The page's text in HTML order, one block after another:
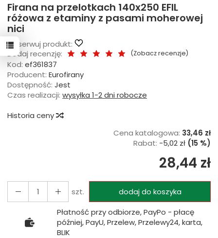
Firana na przelotkach 140x250 EFIL
różowa z etaminy z pasami moherowej
nici
Obserwuj produkt:
Dodaj recenzję:
(Zobacz recenzje)
Kod: ef361837
Producent: Eurofirany
Dostępność: Jest
Czas realizacji: wysyłka 1-2 dni robocze
Historia ceny
Cena katalogowa: 33,46 zł
Rabat: -5,02 zł (15 %)
28,44 zł
szt.
dodaj do koszyka
Płatność przy odbiorze, PayPo - płacę
później, PayU, Przelew, Przelewy24, karta,
BLIK